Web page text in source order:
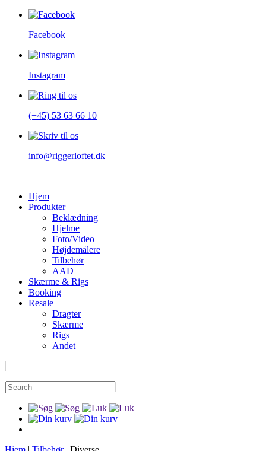
Facebook
Instagram
(+45) 53 63 66 10
info@riggerloftet.dk
Hjem
Produkter
Beklædning
Hjelme
Foto/Video
Højdemålere
Tilbehør
AAD
Skærme & Rigs
Booking
Resale
Dragter
Skærme
Rigs
Andet